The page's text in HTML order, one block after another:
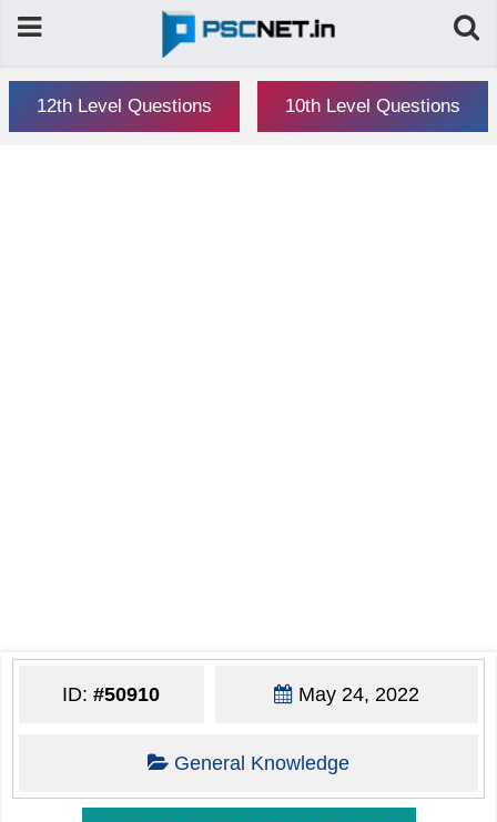
12th Level Questions 10th Level Questions
ID:#50910 May 24, 2022
General Knowledge